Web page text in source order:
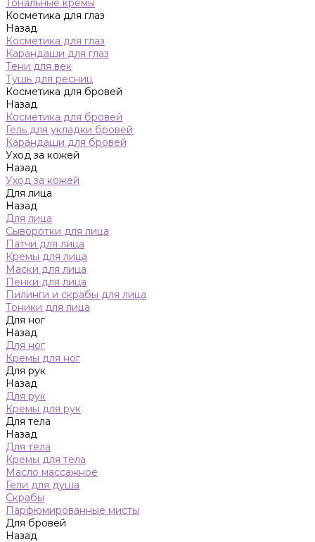
Тональные кремы
Косметика для глаз
Назад
Косметика для глаз
Карандаши для глаз
Тени для век
Тушь для ресниц
Косметика для бровей
Назад
Косметика для бровей
Гель для укладки бровей
Карандаши для бровей
Уход за кожей
Назад
Уход за кожей
Для лица
Назад
Для лица
Сыворотки для лица
Патчи для лица
Кремы для лица
Маски для лица
Пенки для лица
Пилинги и скрабы для лица
Тоники для лица
Для ног
Назад
Для ног
Кремы для ног
Для рук
Назад
Для рук
Кремы для рук
Для тела
Назад
Для тела
Кремы для тела
Масло массажное
Гели для душа
Скрабы
Парфюмированные мисты
Для бровей
Назад